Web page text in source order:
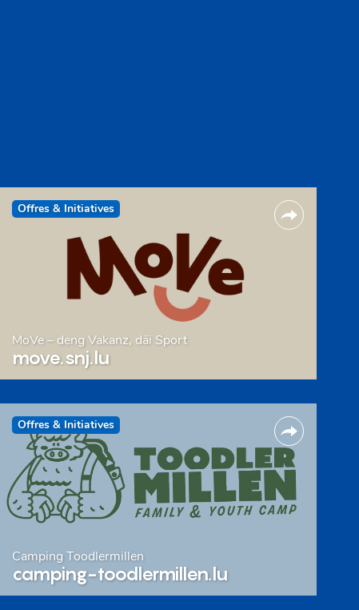
Offres & Initiatives
MoVe – deng Vakanz, däi Sport
move.snj.lu
Offres & Initiatives
Camping Toodlermillen
camping-toodlermillen.lu